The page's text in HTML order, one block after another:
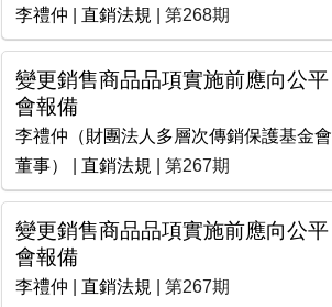
李禮仲 直銷法規 | 第268期
變更銷售商品品項實施前應向公平
會報備
李禮仲（財團法人多層次傳銷保護基金會
董事）
直銷法規 | 第267期
變更銷售商品品項實施前應向公平
會報備
李禮仲 直銷法規 | 第267期